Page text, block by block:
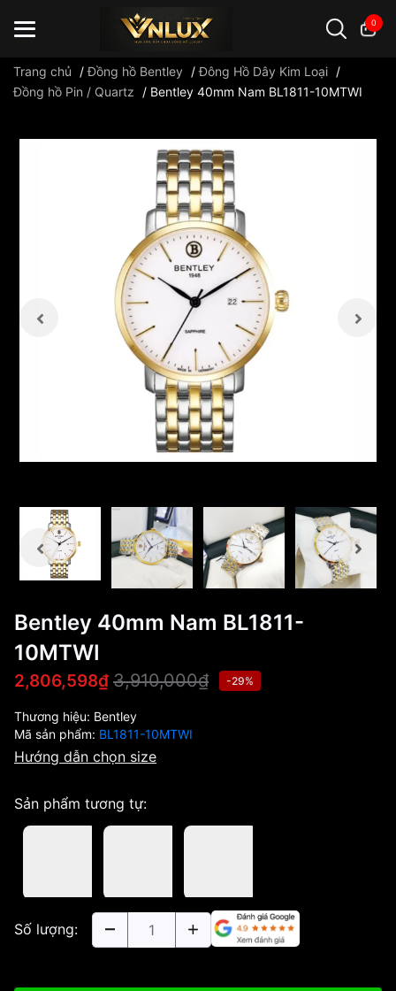
0
Trang chủ /Đồng hồ Bentley /Đông Hồ Dây Kim Loại /
Đồng hồ Pin / Quartz
/ Bentley 40mm Nam BL1811-10MTWI
Bentley 40mm Nam BL1811-
10MTWI
2,806,598₫ 3,910,000₫ -29%
Thương hiệu: Bentley
Mã sản phẩm: BL1811-10MTWI
Hướng dẫn chọn size
Sản phẩm tương tự:
Số lượng: